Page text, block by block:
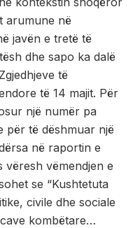
arumune në
javën e tretë të
dhe sapo ka dalë
të
të 14 majit. Për
një numër pa
për të dëshmuar një
në raportin e
vëresh vëmendjen e
se “Kushtetuta
civile dhe sociale
kombëtare…